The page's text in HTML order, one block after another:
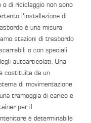
di riciclaggio non sono
l’installazione di
è una misura
stazioni di trasbordo
o con speciali
autoarticolati. Una
costituita da un
di movimentazione
tramoggia di carico e
per il
è determinabile